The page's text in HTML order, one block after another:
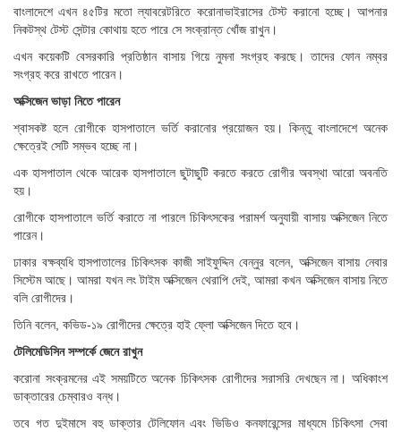
বাংলাদেশে এখন ৪৫টির মতো ল্যাবরেটরিতে করোনাভাইরাসের টেস্ট করানো হচ্ছে। আপনার
নিকটস্থ টেস্ট সেন্টার কোথায় হতে পারে সে সংক্রান্ত খোঁজ রাখুন।
এখন কয়েকটি বেসরকারি প্রতিষ্ঠান বাসায় গিয়ে নুমনা সংগ্রহ করছে। তাদের ফোন নম্বর
সংগ্রহ করে রাখতে পারেন।
অক্সিজেন ভাড়া নিতে পারেন
শ্বাসকষ্ট হলে রোগীকে হাসপাতালে ভর্তি করানোর প্রয়োজন হয়। কিন্তু বাংলাদেশে অনেক
ক্ষেত্রেই সেটি সম্ভব হচ্ছে না।
এক হাসপাতাল থেকে আরেক হাসপাতালে ছুটাছুটি করতে করতে রোগীর অবস্থা আরো অবনতি
হয়।
রোগীকে হাসপাতালে ভর্তি করাতে না পারলে চিকিৎসকের পরামর্শ অনুযায়ী বাসায় অক্সিজেন নিতে
পারেন।
ঢাকার বক্ষব্যধি হাসপাতালের চিকিৎসক কাজী সাইফুদ্দিন বেন্নুর বলেন, অক্সিজেন বাসায় নেবার
সিস্টেম আছে। আমরা যখন লং টাইম অক্সিজেন থেরাপি দেই, আমরা কখন অক্সিজেন বাসায় নিতে
বলি রোগীদের।
তিনি বলেন, কভিড-১৯ রোগীদের ক্ষেত্রে হাই ফ্লো অক্সিজেন দিতে হবে।
টেলিমেডিসিন সম্পর্কে জেনে রাখুন
করোনা সংক্রমনের এই সময়টিতে অনেক চিকিৎসক রোগীদের সরাসরি দেখছেন না। অধিকাংশ
ডাক্তারের চেম্বারও বন্ধ।
তবে গত দুইমাসে বহু ডাক্তার টেলিফোন এবং ভিডিও কনফারেন্সের মাধ্যমে চিকিৎসা সেবা